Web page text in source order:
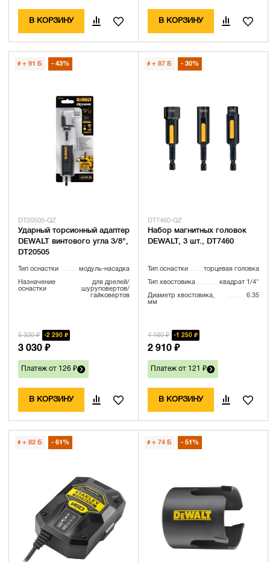
В КОРЗИНУ В КОРЗИНУ
+ 91 Б 43%
DT20505-QZ
Ударный торсионный адаптер
DEWALT винтового угла 3/8",
DT20505
Тип оснастки модуль-насадка
Назначение
оснастки
для дрелей/
шуруповертов/
гайковертов
5 320 ₽ 2 290 ₽
3 030 ₽
Платеж от 126 ₽
В КОРЗИНУ
+ 87 Б 30%
DT7460-QZ
Набор магнитных головок
DEWALT, 3 шт., DT7460
Тип оснастки торцевая головка
Тип хвостовика квадрат 1/4"
Диаметр хвостовика,
мм
6.35
4 160 ₽ 1 250 ₽
2 910 ₽
Платеж от 121 ₽
В КОРЗИНУ
+ 82 Б 61% + 74 Б 51%